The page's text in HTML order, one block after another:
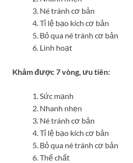
Né tránh cơ bản
Tỉ lệ bạo kích cơ bản
Bỏ qua né tránh cơ bản
Linh hoạt
Khảm được 7 vòng, ưu tiên:
Sức mạnh
Nhanh nhẹn
Né tránh cơ bản
Tỉ lệ bạo kích cơ bản
Bỏ qua né tránh cơ bản
Thể chất